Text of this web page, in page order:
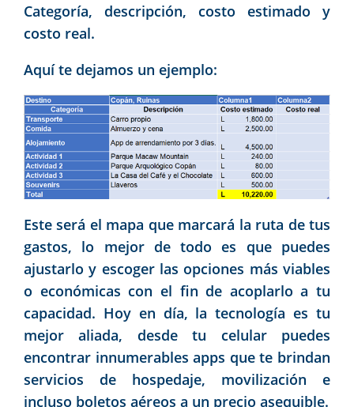
Categoría, descripción, costo estimado y
costo real.
Aquí te dejamos un ejemplo:
Este será el mapa que marcará la ruta de tus
gastos, lo mejor de todo es que puedes
ajustarlo y escoger las opciones más viables
o económicas con el fin de acoplarlo a tu
capacidad. Hoy en día, la tecnología es tu
mejor aliada, desde tu celular puedes
encontrar innumerables apps que te brindan
servicios de hospedaje, movilización e
incluso boletos aéreos a un precio asequible.